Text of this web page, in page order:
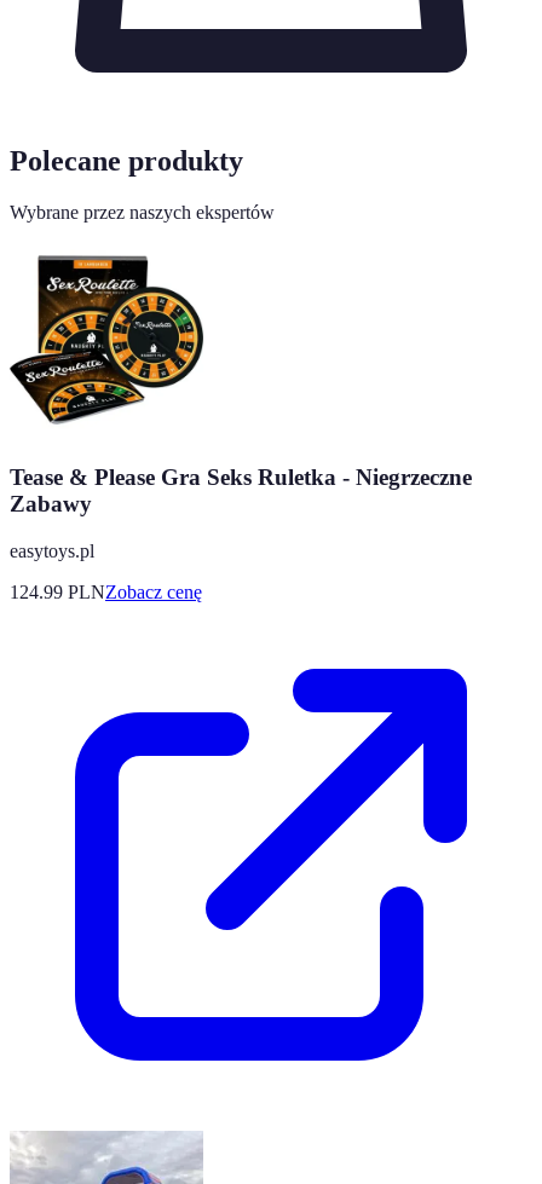
Polecane produkty
Wybrane przez naszych ekspertów
Tease & Please Gra Seks Ruletka - Niegrzeczne
Zabawy
easytoys.pl
124.99 PLNZobacz cenę